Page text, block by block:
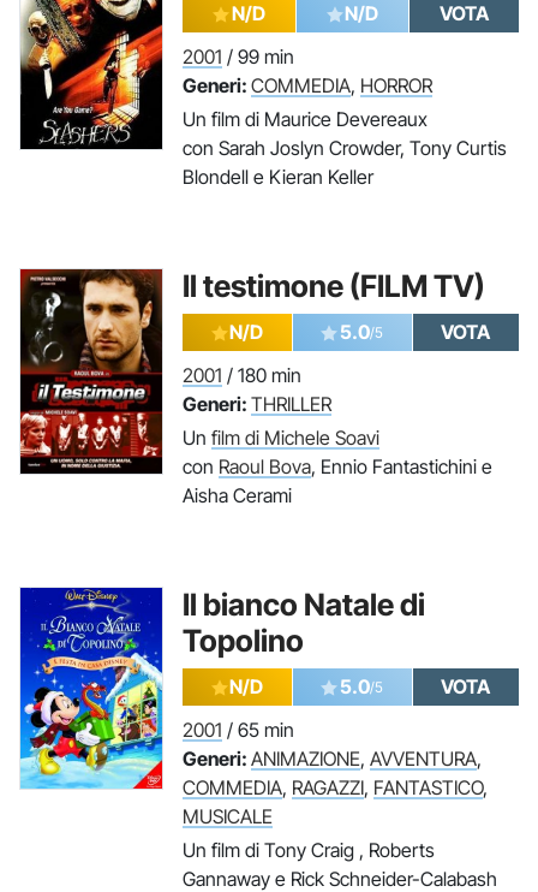
N/D N/D
VOTA
2001 / 99 min
Generi: COMMEDIA, HORROR
Un film di Maurice Devereaux
con Sarah Joslyn Crowder, Tony Curtis
Blondell e Kieran Keller
Il testimone (FILM TV)
N/D 5.0/5
VOTA
2001 / 180 min
Generi: THRILLER
Un film di Michele Soavi
con Raoul Bova, Ennio Fantastichini e
Aisha Cerami
Il bianco Natale di
Topolino
N/D 5.0/5
VOTA
2001 / 65 min
Generi: ANIMAZIONE, AVVENTURA,
COMMEDIA, RAGAZZI, FANTASTICO,
MUSICALE
Un film di Tony Craig , Roberts
Gannaway e Rick Schneider-Calabash